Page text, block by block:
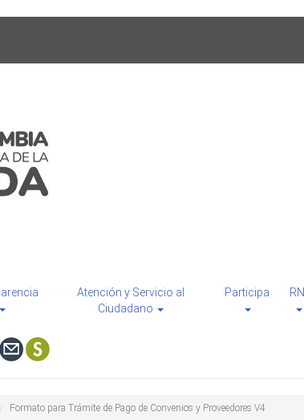
Atención y Servicio al
Ciudadano
Participa RNI
Formato para Trámite de Pago de Convenios y Proveedores V4